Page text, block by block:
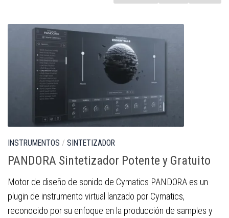
INSTRUMENTOS / SINTETIZADOR
PANDORA Sintetizador Potente y Gratuito
Motor de diseño de sonido de Cymatics PANDORA es un
plugin de instrumento virtual lanzado por Cymatics,
reconocido por su enfoque en la producción de samples y